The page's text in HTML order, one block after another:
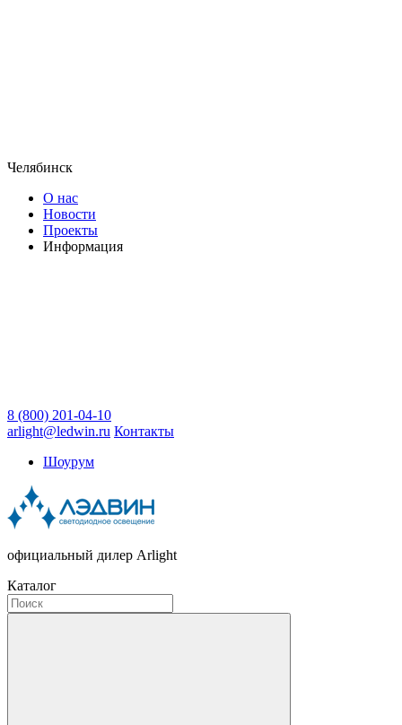
Челябинск
О нас
Новости
Проекты
Информация
8 (800) 201-04-10
arlight@ledwin.ru Контакты
Шоурум
официальный дилер Arlight
Каталог